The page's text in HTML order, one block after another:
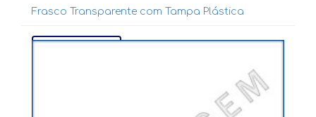
Frasco Transparente com Tampa Plástica
Ver mais...